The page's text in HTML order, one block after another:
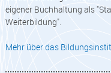
eigener Buchhaltung als
Weiterbildung".
Mehr über das